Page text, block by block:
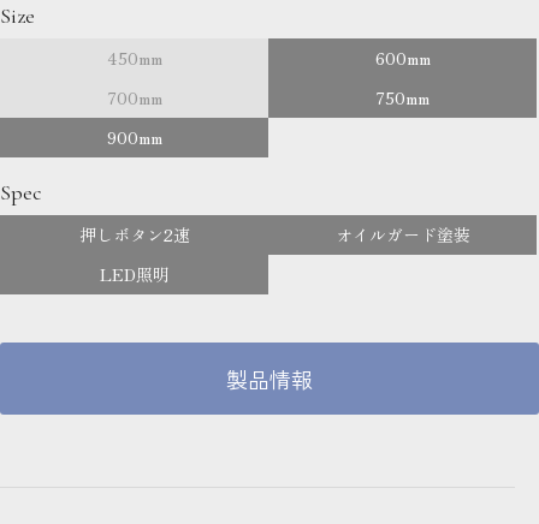
Size
450mm
600mm
700mm
750mm
900mm
Spec
押しボタン2速
オイルガード塗装
LED照明
製品情報